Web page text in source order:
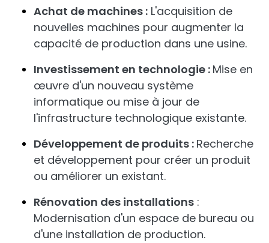
Achat de machines : L'acquisition de
nouvelles machines pour augmenter la
capacité de production dans une usine.
Investissement en technologie : Mise en
œuvre d'un nouveau système
informatique ou mise à jour de
l'infrastructure technologique existante.
Développement de produits : Recherche
et développement pour créer un produit
ou améliorer un existant.
Rénovation des installations :
Modernisation d'un espace de bureau ou
d'une installation de production.